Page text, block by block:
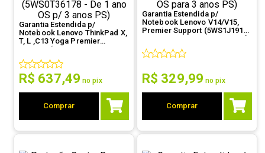
Garantia Estendida p/
Notebook Lenovo ThinkPad X,
T, L ,C13 Yoga Premier
Support (5WS0T36178 - De 1
ano OS p/ 3 anos PS)
R$ 637,49 no pix
Comprar
Garantia Estendida p/
Notebook Lenovo V14/V15,
Premier Support (5WS1J19135
- De 1 ano OS para 3 anos PS)
R$ 329,99 no pix
Comprar
7º
fractal
controle